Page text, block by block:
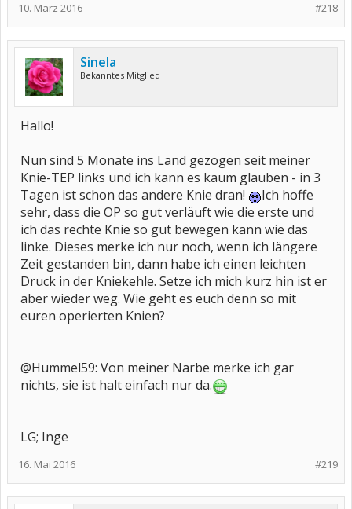
#218
10. März 2016
Sinela
Bekanntes Mitglied
Hallo!
Nun sind 5 Monate ins Land gezogen seit meiner
Knie-TEP links und ich kann es kaum glauben - in 3
Tagen ist schon das andere Knie dran!
Ich hoffe
sehr, dass die OP so gut verläuft wie die erste und
ich das rechte Knie so gut bewegen kann wie das
linke. Dieses merke ich nur noch, wenn ich längere
Zeit gestanden bin, dann habe ich einen leichten
Druck in der Kniekehle. Setze ich mich kurz hin ist er
aber wieder weg. Wie geht es euch denn so mit
euren operierten Knien?
@Hummel59: Von meiner Narbe merke ich gar
nichts, sie ist halt einfach nur da.
LG; Inge
#219
16. Mai 2016